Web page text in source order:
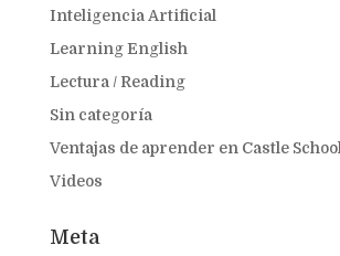
Inteligencia Artificial
Learning English
Lectura / Reading
Sin categoría
Ventajas de aprender en Castle School
Videos
Meta